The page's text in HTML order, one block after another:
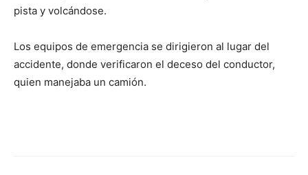
pista y volcándose.
Los equipos de emergencia se dirigieron al lugar del
accidente, donde verificaron el deceso del conductor,
quien manejaba un camión.